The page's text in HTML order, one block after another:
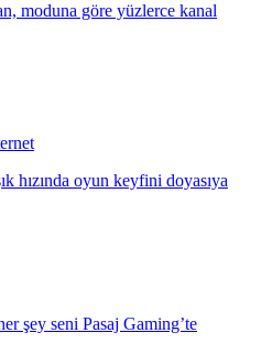
moduna göre yüzlerce kanal
hızında oyun keyfini doyasıya
şey seni Pasaj Gaming’te